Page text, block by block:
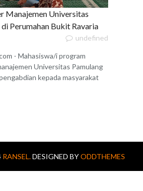
Manajemen Universitas
Perumahan Bukit Ravaria
undefined
- Mahasiswa/i program
Universitas Pamulang
kepada masyarakat
RANSEL.DESIGNED BYODDTHEMES